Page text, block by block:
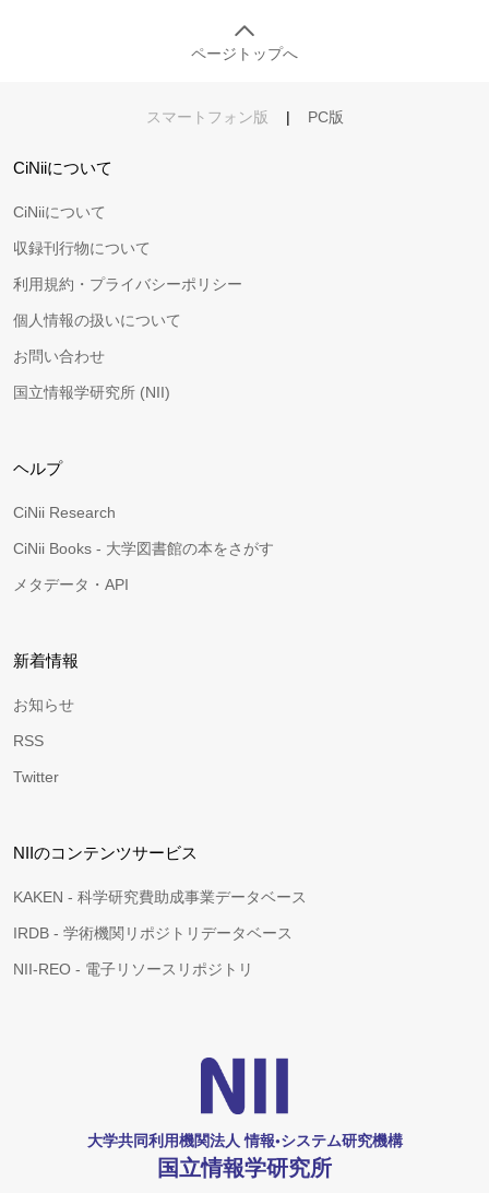
ページトップへ
スマートフォン版 | PC版
CiNiiについて
CiNiiについて
収録刊行物について
利用規約・プライバシーポリシー
個人情報の扱いについて
お問い合わせ
国立情報学研究所 (NII)
ヘルプ
CiNii Research
CiNii Books - 大学図書館の本をさがす
メタデータ・API
新着情報
お知らせ
RSS
Twitter
NIIのコンテンツサービス
KAKEN - 科学研究費助成事業データベース
IRDB - 学術機関リポジトリデータベース
NII-REO - 電子リソースリポジトリ
大学共同利用機関法人 情報•システム研究機構
国立情報学研究所